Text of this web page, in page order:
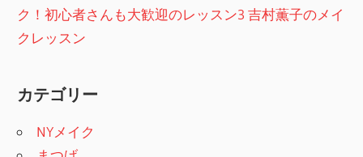
ク！初心者さんも大歓迎のレッスン3 吉村薫子のメイ
クレッスン
カテゴリー
NYメイク